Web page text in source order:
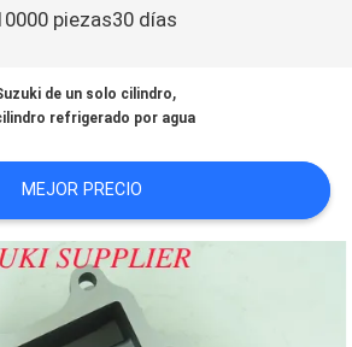
piezas30 días
de un solo cilindro,
refrigerado por agua
MEJOR PRECIO